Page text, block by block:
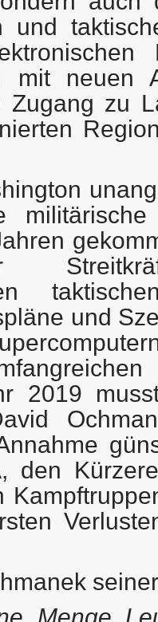
und
mit neuen
Zugang zu
und
2019
den
Menge